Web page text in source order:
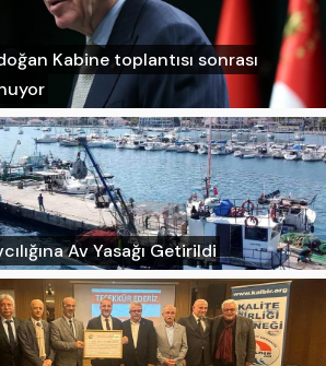
Kabine toplantısı sonrası
Av Yasağı Getirildi